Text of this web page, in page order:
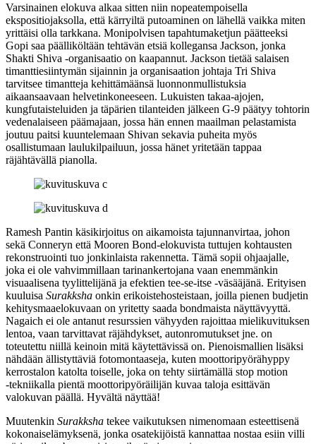
Varsinainen elokuva alkaa sitten niin nopeatempoisella
ekspositiojaksolla, että kärryiltä putoaminen on lähellä vaikka miten
yrittäisi olla tarkkana. Monipolvisen tapahtumaketjun päätteeksi
Gopi saa päälliköltään tehtävän etsiä kollegansa Jackson, jonka
Shakti Shiva ‑organisaatio on kaapannut. Jackson tietää salaisen
timanttiesiintymän sijainnin ja organisaation johtaja Tri Shiva
tarvitsee timantteja kehittämäänsä luonnonmullistuksia
aikaansaavaan helvetinkoneeseen. Lukuisten takaa-ajojen,
kungfutaisteluiden ja täpärien tilanteiden jälkeen G‑9 päätyy tohtorin
vedenalaiseen päämajaan, jossa hän ennen maailman pelastamista
joutuu paitsi kuuntelemaan Shivan sekavia puheita myös
osallistumaan laulukilpailuun, jossa hänet yritetään tappaa
räjähtävällä pianolla.
Ramesh Pantin käsikirjoitus on aikamoista tajunnanvirtaa, johon
sekä Conneryn että Mooren Bond-elokuvista tuttujen kohtausten
rekonstruointi tuo jonkinlaista rakennetta. Tämä sopii ohjaajalle,
joka ei ole vahvimmillaan tarinankertojana vaan enemmänkin
visuaalisena tyylittelijänä ja efektien tee‑se‑itse ‑väsääjänä. Erityisen
kuuluisa Surakksha onkin erikoistehosteistaan, joilla pienen budjetin
kehitysmaaelokuvaan on yritetty saada bondmaista näyttävyyttä.
Nagaich ei ole antanut resurssien vähyyden rajoittaa mielikuvituksen
lentoa, vaan tarvittavat räjähdykset, autonromutukset jne. on
toteutettu niillä keinoin mitä käytettävissä on. Pienoismallien lisäksi
nähdään ällistyttäviä fotomontaaseja, kuten moottoripyörähyppy
kerrostalon katolta toiselle, joka on tehty siirtämällä stop motion
‑tekniikalla pientä moottoripyöräilijän kuvaa taloja esittävän
valokuvan päällä. Hyvältä näyttää!
Muutenkin Surakksha tekee vaikutuksen nimenomaan esteettisenä
kokonaiselämyksenä, jonka osatekijöistä kannattaa nostaa esiin villi